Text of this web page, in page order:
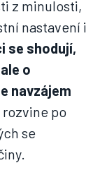
z minulosti,
nastavení i
se shodují,
o
navzájem
po
se